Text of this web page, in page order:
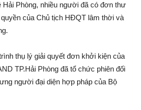
Hải Phòng, nhiều người đã có đơn thư
của Chủ tịch HĐQT lâm thời và
thụ lý giải quyết đơn khởi kiện của
TP.Hải Phòng đã tổ chức phiên đối
người đại diện hợp pháp của Bộ